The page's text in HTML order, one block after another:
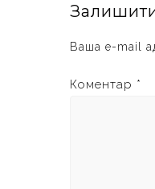
Ваша e-mail
Коментар *